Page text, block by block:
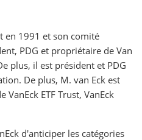
en 1991 et son comité
PDG et propriétaire de Van
plus, il est président et PDG
De plus, M. van Eck est
ETF Trust, VanEck
d'anticiper les catégories